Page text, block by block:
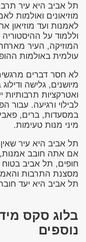
תל אביב היא עיר
מוזיאונים ואולמות
לאמנות ועד מוזיאון
וללמוד על
המוזיקה, העיר
עולמית באולמות
לא חסר דברים
מיושנים, גלישה
ואטרקציות תרבותיות
לבילוי ורגיעה. עבור
במסעדות, ברים,
מיני מנות טעימות.
תל אביב היא עיר
אם אתה חובב אמנות,
חופים, תל אביב
מסצנת התרבות
תל אביב היא יעד
בלוג סקס
נוספים